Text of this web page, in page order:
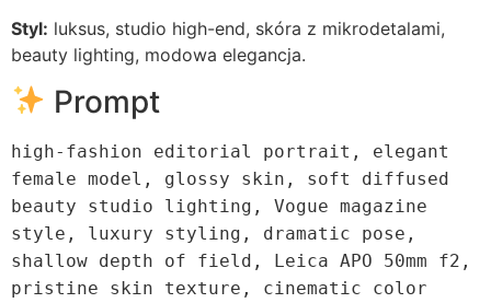
Styl: luksus, studio high-end, skóra z mikrodetalami,
beauty lighting, modowa elegancja.
Prompt
high-fashion editorial portrait, elegant
female model, glossy skin, soft diffused
beauty studio lighting, Vogue magazine
style, luxury styling, dramatic pose,
shallow depth of field, Leica APO 50mm f2,
pristine skin texture, cinematic color